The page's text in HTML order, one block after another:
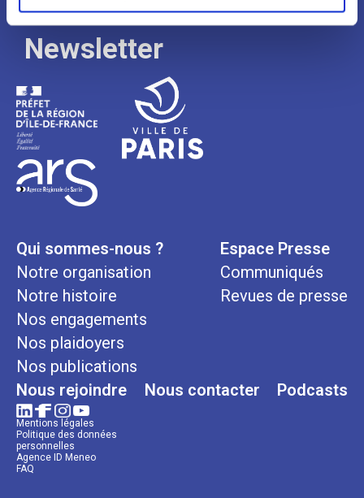
Newsletter
Qui sommes-nous ?
Notre organisation
Notre histoire
Nos engagements
Nos plaidoyers
Nos publications
Espace Presse
Communiqués
Revues de presse
Nous rejoindre Nous contacter Podcasts
Mentions légales
Politique des données
personnelles
Agence ID Meneo
FAQ